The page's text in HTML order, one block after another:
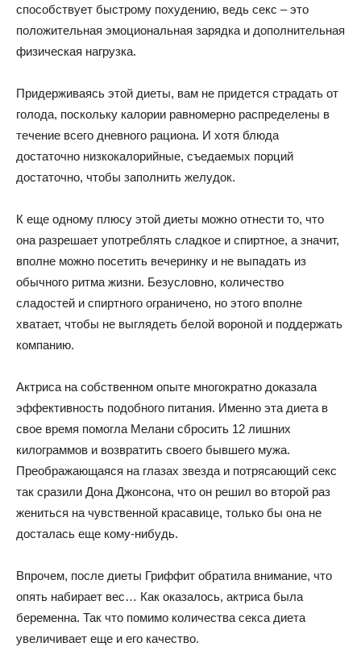
способствует быстрому похудению, ведь секс – это
положительная эмоциональная зарядка и дополнительная
физическая нагрузка.
Придерживаясь этой диеты, вам не придется страдать от
голода, поскольку калории равномерно распределены в
течение всего дневного рациона. И хотя блюда
достаточно низкокалорийные, съедаемых порций
достаточно, чтобы заполнить желудок.
К еще одному плюсу этой диеты можно отнести то, что
она разрешает употреблять сладкое и спиртное, а значит,
вполне можно посетить вечеринку и не выпадать из
обычного ритма жизни. Безусловно, количество
сладостей и спиртного ограничено, но этого вполне
хватает, чтобы не выглядеть белой вороной и поддержать
компанию.
Актриса на собственном опыте многократно доказала
эффективность подобного питания. Именно эта диета в
свое время помогла Мелани сбросить 12 лишних
килограммов и возвратить своего бывшего мужа.
Преображающаяся на глазах звезда и потрясающий секс
так сразили Дона Джонсона, что он решил во второй раз
жениться на чувственной красавице, только бы она не
досталась еще кому-нибудь.
Впрочем, после диеты Гриффит обратила внимание, что
опять набирает вес… Как оказалось, актриса была
беременна. Так что помимо количества секса диета
увеличивает еще и его качество.